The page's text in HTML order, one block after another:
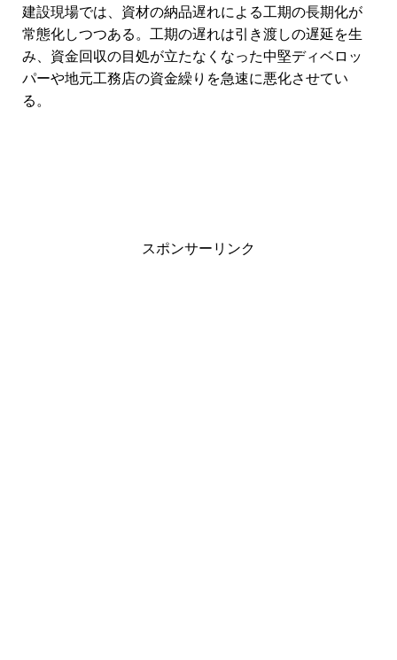
建設現場では、資材の納品遅れによる工期の長期化が
常態化しつつある。工期の遅れは引き渡しの遅延を生
み、資金回収の目処が立たなくなった中堅ディベロッ
パーや地元工務店の資金繰りを急速に悪化させてい
る。
スポンサーリンク